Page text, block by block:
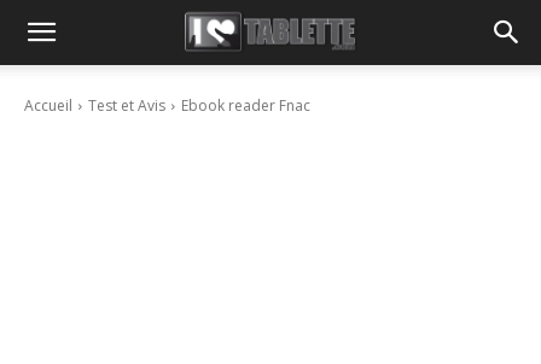
Accueil Test et Avis Ebook reader Fnac